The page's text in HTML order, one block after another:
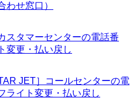
わせ窓口）
スタマーセンターの電話番
変更・払い戻し
JET］コールセンターの電
ライト変更・払い戻し